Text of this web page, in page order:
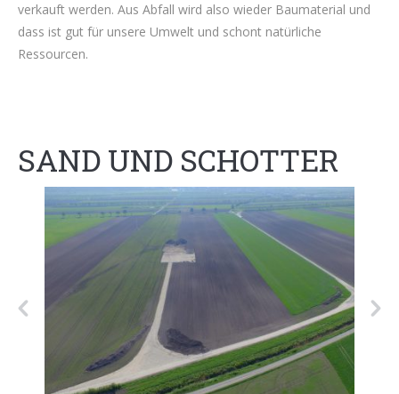
verkauft werden. Aus Abfall wird also wieder Baumaterial und
dass ist gut für unsere Umwelt und schont natürliche
Ressourcen.
SAND UND SCHOTTER